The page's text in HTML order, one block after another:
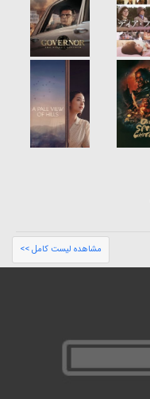
مشاهده لیست کامل >>